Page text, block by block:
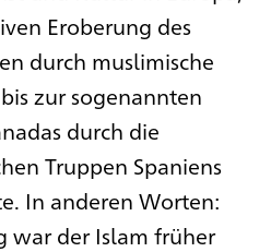
Eroberung des
durch muslimische
zur sogenannten
durch die
Truppen Spaniens
In anderen Worten:
war der Islam früher